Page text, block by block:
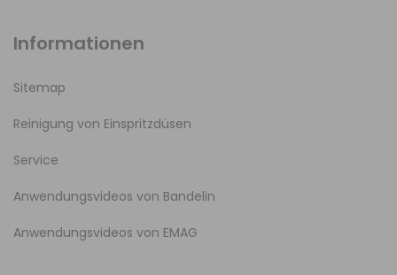
Informationen
Sitemap
Reinigung von Einspritzdüsen
Service
Anwendungsvideos von Bandelin
Anwendungsvideos von EMAG